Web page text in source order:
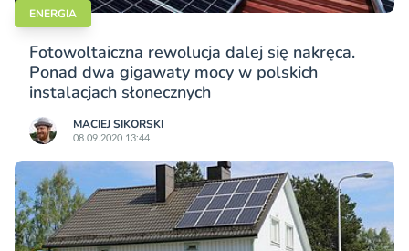
ENERGIA
Fotowoltaiczna rewolucja dalej się nakręca.
Ponad dwa gigawaty mocy w polskich
instalacjach słonecznych
MACIEJ SIKORSKI
08.09.2020 13:44